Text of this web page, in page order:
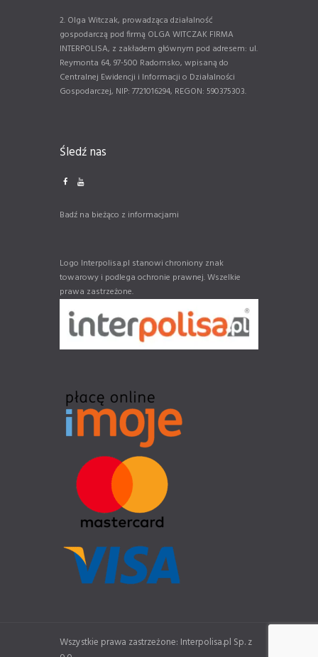
2. Olga Witczak, prowadząca działalność
gospodarczą pod firmą OLGA WITCZAK FIRMA
INTERPOLISA, z zakładem głównym pod adresem: ul.
Reymonta 64, 97-500 Radomsko, wpisaną do
Centralnej Ewidencji i Informacji o Działalności
Gospodarczej, NIP: 7721016294, REGON: 590375303.
Śledź nas
Badź na bieżąco z informacjami
Logo Interpolisa.pl stanowi chroniony znak
towarowy i podlega ochronie prawnej. Wszelkie
prawa zastrzeżone.
Wszystkie prawa zastrzeżone: Interpolisa.pl Sp. z